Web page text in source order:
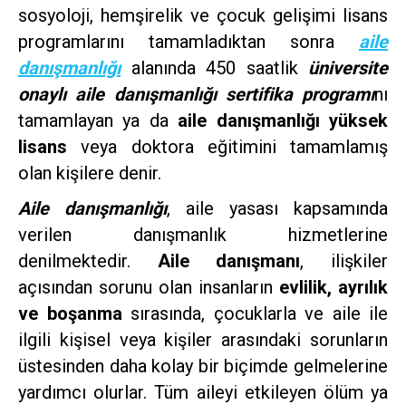
sosyoloji, hemşirelik ve çocuk gelişimi lisans
programlarını tamamladıktan sonra aile
danışmanlığıalanında 450 saatlik üniversite
onaylı aile danışmanlığı sertifika programını
tamamlayan ya da aile danışmanlığı yüksek
lisans veya doktora eğitimini tamamlamış
olan kişilere denir.
Aile danışmanlığı, aile yasası kapsamında
verilen danışmanlık hizmetlerine
denilmektedir. Aile danışmanı, ilişkiler
açısından sorunu olan insanların evlilik, ayrılık
ve boşanma sırasında, çocuklarla ve aile ile
ilgili kişisel veya kişiler arasındaki sorunların
üstesinden daha kolay bir biçimde gelmelerine
yardımcı olurlar. Tüm aileyi etkileyen ölüm ya